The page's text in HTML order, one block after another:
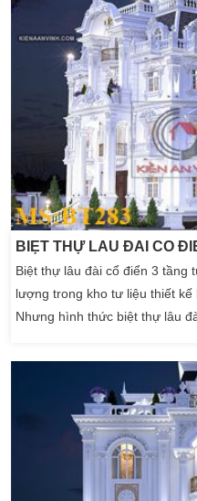
BIỆT THỰ LÂU ĐÀI CỔ
Biệt thự lâu đài cổ điển 3 tầng
lượng trong kho tư liệu thiết kế
Nhưng hình thức biệt thự lâu
Nhi ở Bình Dương. Biệt thự